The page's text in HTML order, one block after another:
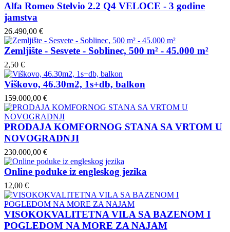
Alfa Romeo Stelvio 2.2 Q4 VELOCE - 3 godine
jamstva
26.490,00 €
Zemljište - Sesvete - Soblinec, 500 m² - 45.000 m²
2,50 €
Viškovo, 46.30m2, 1s+db, balkon
159.000,00 €
PRODAJA KOMFORNOG STANA SA VRTOM U
NOVOGRADNJI
230.000,00 €
Online poduke iz engleskog jezika
12,00 €
VISOKOKVALITETNA VILA SA BAZENOM I
POGLEDOM NA MORE ZA NAJAM